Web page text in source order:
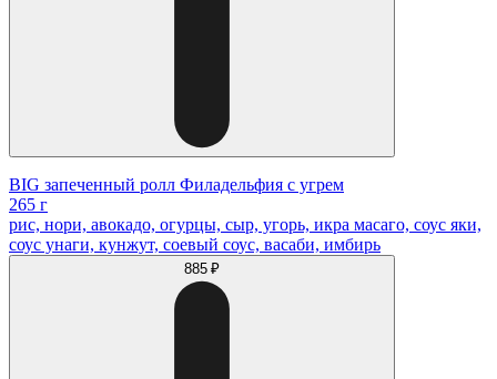
BIG запеченный ролл Филадельфия с угрем
265 г
рис, нори, авокадо, огурцы, сыр, угорь, икра масаго, соус яки,
соус унаги, кунжут, соевый соус, васаби, имбирь
885 ₽